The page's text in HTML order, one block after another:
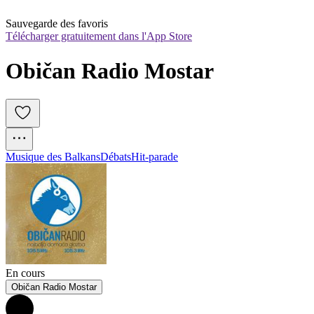
Sauvegarde des favoris
Télécharger gratuitement dans l'App Store
Običan Radio Mostar
Musique des BalkansDébatsHit-parade
En cours
Običan Radio Mostar